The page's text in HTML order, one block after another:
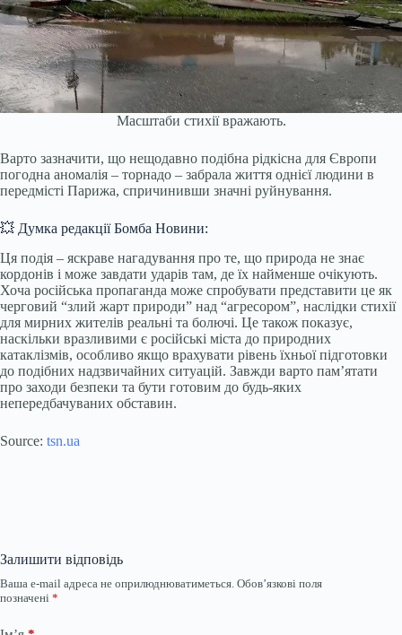
Масштаби стихії вражають.
Варто зазначити, що нещодавно подібна рідкісна для Європи
погодна аномалія – торнадо – забрала життя однієї людини в
передмісті Парижа, спричинивши значні руйнування.
💥 Думка редакції Бомба Новини:
Ця подія – яскраве нагадування про те, що природа не знає
кордонів і може завдати ударів там, де їх найменше очікують.
Хоча російська пропаганда може спробувати представити це як
черговий “злий жарт природи” над “агресором”, наслідки стихії
для мирних жителів реальні та болючі. Це також показує,
наскільки вразливими є російські міста до природних
катаклізмів, особливо якщо врахувати рівень їхньої підготовки
до подібних надзвичайних ситуацій. Завжди варто пам’ятати
про заходи безпеки та бути готовим до будь-яких
непередбачуваних обставин.
Source: tsn.ua
Залишити відповідь
Ваша e-mail адреса не оприлюднюватиметься. Обов’язкові поля
позначені *